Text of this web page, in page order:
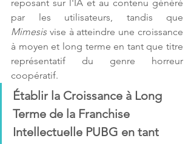
reposant sur l'IA et au contenu généré
Mimesis vise à atteindre une croissance
à moyen et long terme en tant que titre
représentatif du genre horreur
coopératif.
Établir la Croissance à Long
Terme de la Franchise
Intellectuelle PUBG en tant